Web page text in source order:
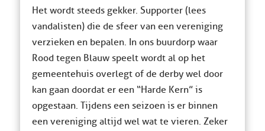
Het wordt steeds gekker. Supporter (lees
vandalisten) die de sfeer van een vereniging
verzieken en bepalen. In ons buurdorp waar
Rood tegen Blauw speelt wordt al op het
gemeentehuis overlegt of de derby wel door
kan gaan doordat er een “Harde Kern” is
opgestaan. Tijdens een seizoen is er binnen
een vereniging altijd wel wat te vieren. Zeker